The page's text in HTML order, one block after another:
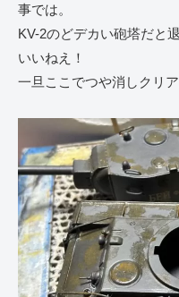
事では。
KV-2のどデカい砲塔だと
いいねえ！
一旦ここでつや消しクリア